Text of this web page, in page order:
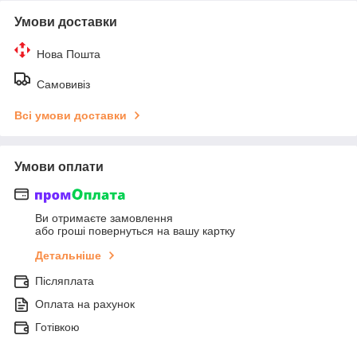
Умови доставки
Нова Пошта
Самовивіз
Всі умови доставки
Умови оплати
Ви отримаєте замовлення
або гроші повернуться на вашу картку
Детальніше
Післяплата
Оплата на рахунок
Готівкою